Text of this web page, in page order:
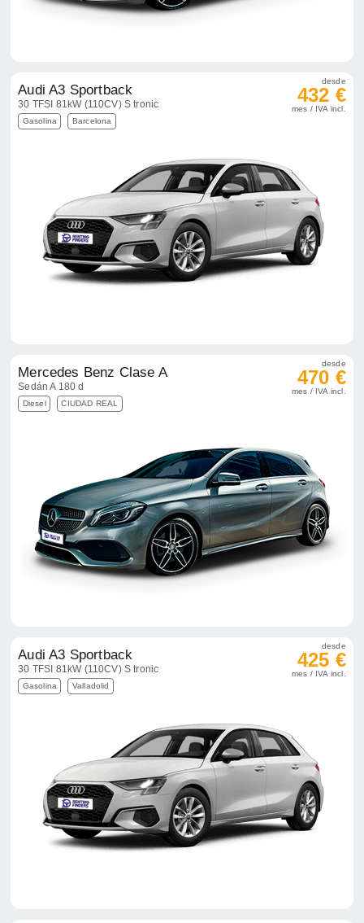
Audi A3 Sportback
30 TFSI 81kW (110CV) S tronic
Gasolina Barcelona
desde
432 €
mes / IVA incl.
Mercedes Benz Clase A
Sedán A 180 d
Diesel CIUDAD REAL
desde
470 €
mes / IVA incl.
Audi A3 Sportback
30 TFSI 81kW (110CV) S tronic
Gasolina Valladolid
desde
425 €
mes / IVA incl.